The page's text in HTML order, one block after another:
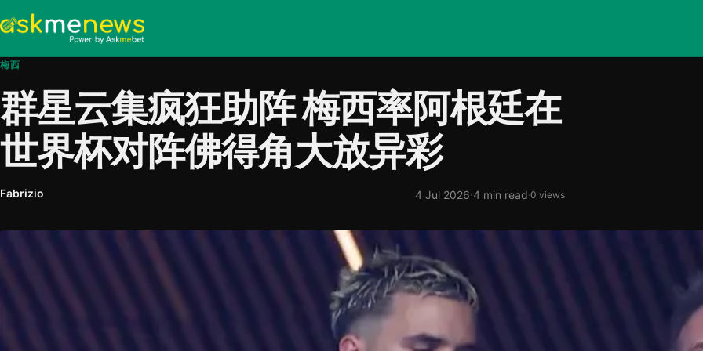
梅西
群星云集疯狂助阵 梅西率阿根廷在
世界杯对阵佛得角大放异彩
Fabrizio 4 Jul 2026·4 min read·0 views